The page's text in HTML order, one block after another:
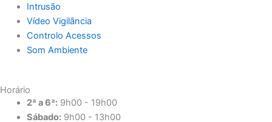
Intrusão
Vídeo Vigilância
Controlo Acessos
Som Ambiente
Horário
2ª a 6ª:9h00 - 19h00
Sábado:9h00 - 13h00